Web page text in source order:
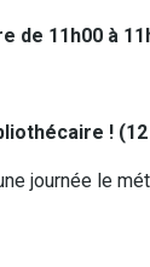
de 11h00 à
!
journée le